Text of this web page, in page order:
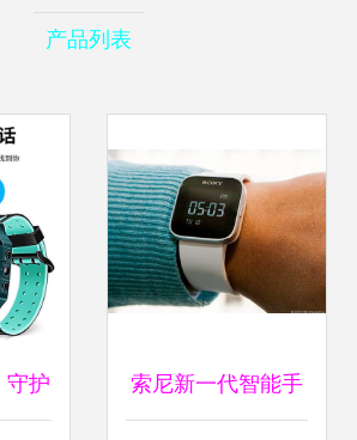
产品列表
守护 索尼新一代智能手